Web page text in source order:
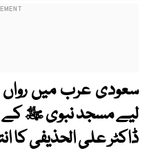
سعودی عرب میں
لیے مسجد نبوی ﷺ کے
ڈاکٹر علی الحذیفی کا